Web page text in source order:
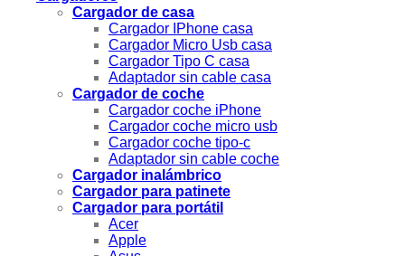
Cargador de casa
Cargador IPhone casa
Cargador Micro Usb casa
Cargador Tipo C casa
Adaptador sin cable casa
Cargador de coche
Cargador coche iPhone
Cargador coche micro usb
Cargador coche tipo-c
Adaptador sin cable coche
Cargador inalámbrico
Cargador para patinete
Cargador para portátil
Acer
Apple